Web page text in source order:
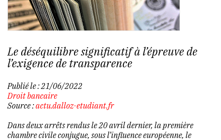
Le déséquilibre significatif à l’épreuve de
l’exigence de transparence
Publié le :21/06/2022
Droit bancaire
Source :actu.dalloz-etudiant.fr
Dans deux arrêts rendus le 20 avril dernier, la première
chambre civile conjugue, sous l’influence européenne, le